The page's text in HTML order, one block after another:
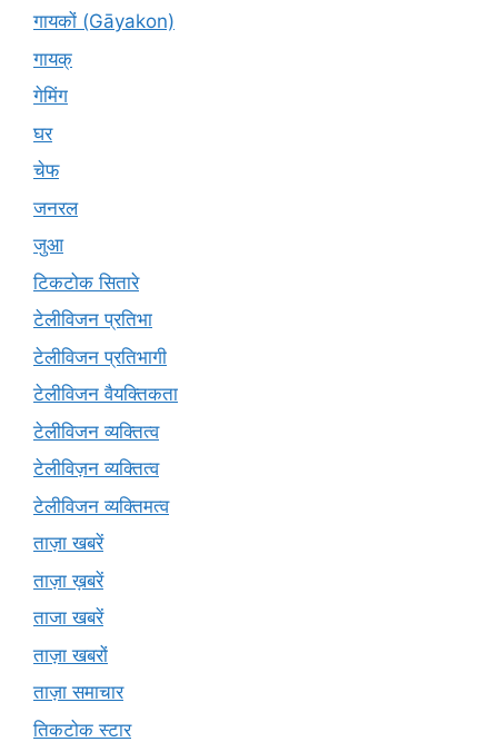
गायकों (Gāyakon)
गायक्
गेमिंग
घर
चेफ
जनरल
जुआ
टिकटोक सितारे
टेलीविजन प्रतिभा
टेलीविजन प्रतिभागी
टेलीविजन वैयक्तिकता
टेलीविजन व्यक्तित्व
टेलीविज़न व्यक्तित्व
टेलीविजन व्यक्तिमत्व
ताज़ा खबरें
ताज़ा ख़बरें
ताजा खबरें
ताज़ा खबरों
ताज़ा समाचार
तिकटोक स्टार